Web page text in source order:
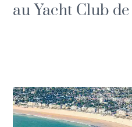
au Yacht Club